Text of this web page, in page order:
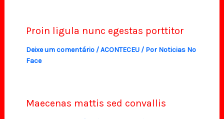
Proin ligula nunc egestas porttitor
Deixe um comentário /ACONTECEU/ Por Noticias No
Face
Maecenas mattis sed convallis